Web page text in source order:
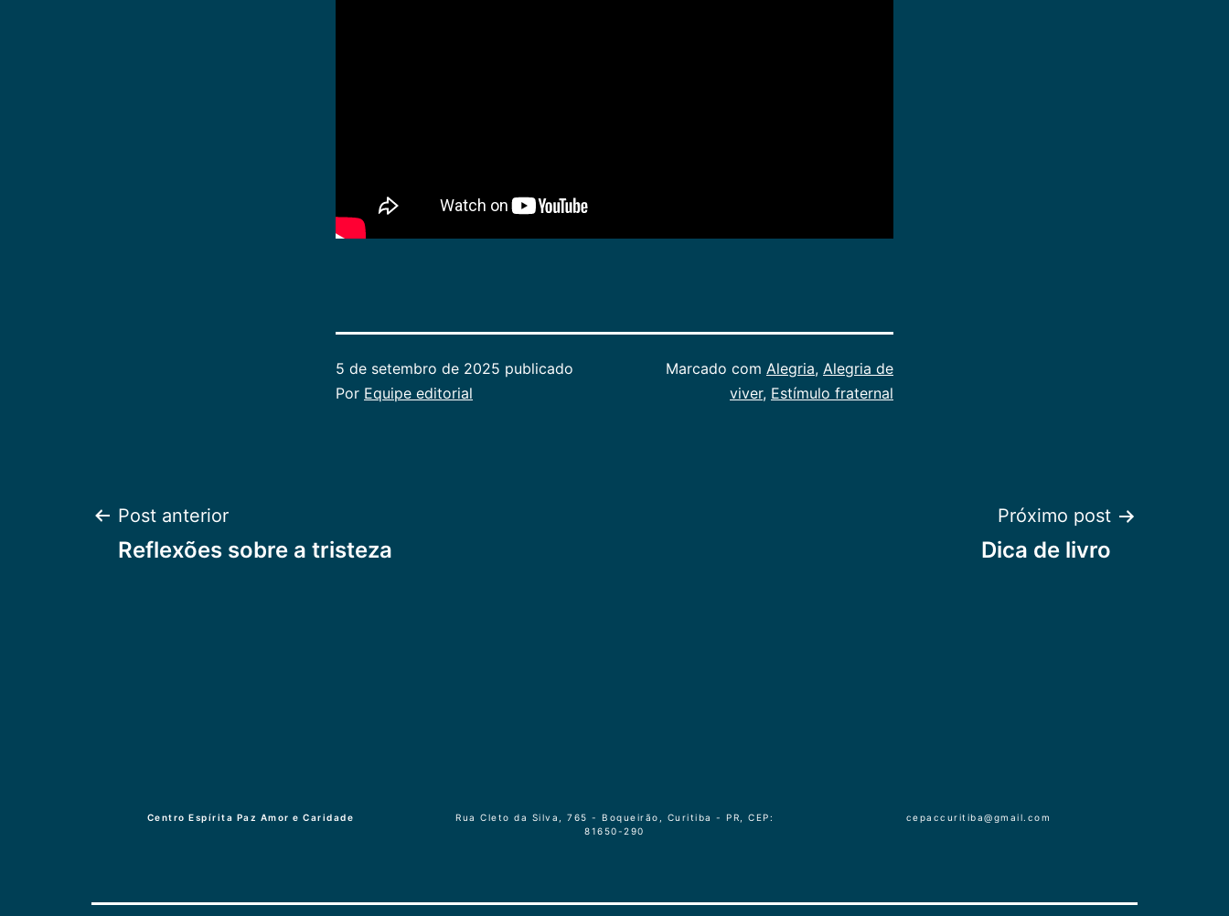
5 de setembro de 2025 publicado
Por Equipe editorial
Categorizado
Marcado com Alegria, Alegria de
viver, Estímulo fraternal
Navegação
Post anterior
Reflexões sobre a tristeza
Próximo post
Dica de livro
Centro Espírita Paz Amor e Caridade
Rua Cleto da Silva, 765 - Boqueirão, Curitiba - PR, CEP:
81650-290
cepaccuritiba@gmail.com